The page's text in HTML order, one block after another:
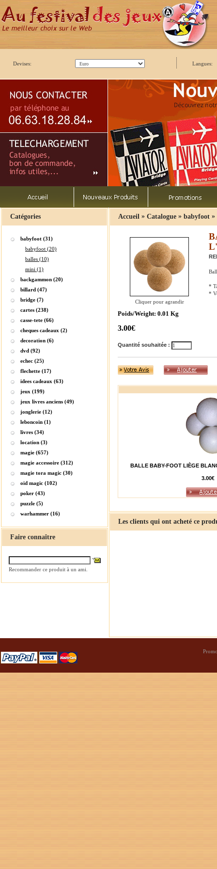
Devises: Langues:
Catégories
babyfoot (31)
babyfoot (20)
balles (10)
mini (1)
backgammon (20)
billard (47)
bridge (7)
cartes (238)
casse-tete (66)
cheques cadeaux (2)
decoration (6)
dvd (92)
echec (25)
flechette (17)
idees cadeaux (63)
jeux (199)
jeux livres anciens (49)
jonglerie (12)
leboncoin (1)
livres (34)
location (3)
magie (657)
magie accessoire (312)
magie tora magic (30)
oid magic (102)
poker (43)
puzzle (5)
warhammer (16)
Faire connaître
Recommander ce produit à un ami.
Accueil » Catalogue » babyfoot »
Cliquer pour agrandir
*
*
Poids/Weight: 0.01 Kg
3.00€
Quantité souhaitée :
BALLE BABY-FOOT LIÈGE
3.00€
Les clients qui ont acheté ce